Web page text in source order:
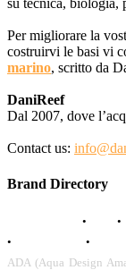
su tecnica, biologia,
Per migliorare la
costruirvi le basi vi
marino, scritto da
DaniReef
Dal 2007, dove
Contact us:
Brand Directory
• •
•
•
ADA (Aqua Design